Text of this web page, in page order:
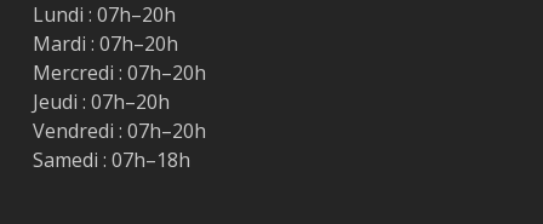
Lundi : 07h–20h
Mardi : 07h–20h
Mercredi : 07h–20h
Jeudi : 07h–20h
Vendredi : 07h–20h
Samedi : 07h–18h